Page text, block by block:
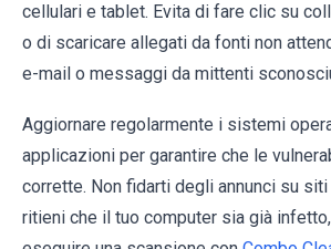
cellulari e tablet. Evita di fare clic su
o di scaricare allegati da fonti non
e-mail o messaggi da mittenti
Aggiornare regolarmente i sistemi
applicazioni per garantire che le
corrette. Non fidarti degli annunci su siti
ritieni che il tuo computer sia già